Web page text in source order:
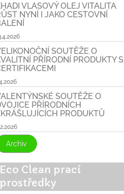
VLASOVÝ OLEJ VITALITA
NYNÍ I JAKO CESTOVNÍ
SOUTĚŽE O
PŘÍRODNÍ PRODUKTY S
SOUTĚŽE O
PŘÍRODNÍCH
PRODUKTŮ
Archiv
Eco Clean prací
prostředky